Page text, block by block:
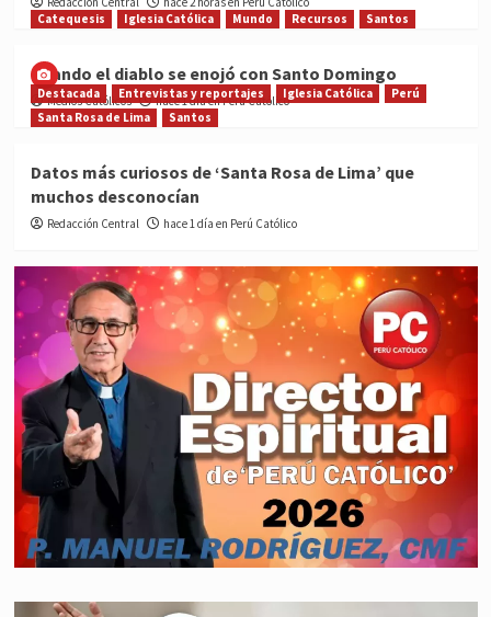
Catequesis
Iglesia Católica Mundo Recursos Santos
Cuando el diablo se enojó con Santo Domingo
Medios Católicos hace 1 día en Perú Católico
Destacada Entrevistas y reportajes Iglesia Católica
Perú
Santa Rosa de Lima
Santos
Datos más curiosos de ‘Santa Rosa de Lima’ que
muchos desconocían
Redacción Central hace 1 día en Perú Católico